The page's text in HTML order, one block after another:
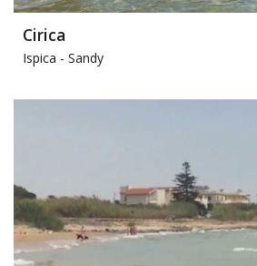
Cirica
Ispica - Sandy